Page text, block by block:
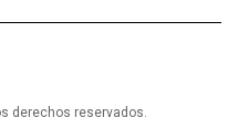
derechos reservados.